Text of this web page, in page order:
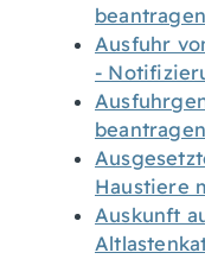
beantragen
Ausfuhr
-
beantragen
Haustiere
Auskunft